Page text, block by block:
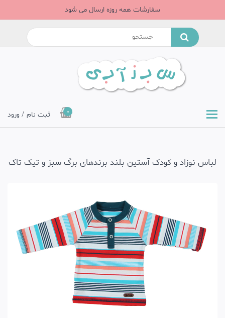
سفارشات همه روزه ارسال می شود
0 ثبت نام / ورود
لباس نوزاد و کودک آستین بلند برندهای برگ سبز و تیک تاک